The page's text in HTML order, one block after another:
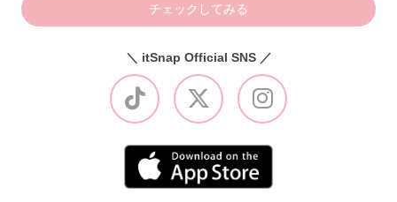
チェックしてみる
＼ itSnap Official SNS ／